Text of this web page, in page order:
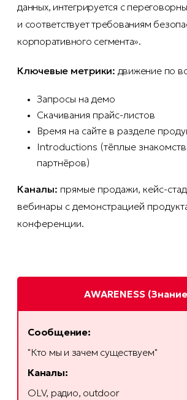
данных, интегрируется с
и соответствует требованиям
корпоративного сегмента».
Ключевые метрики: движение по
Запросы на демо
Скачивания прайс-листов
Время на сайте в разделе
Introductions (тёплые
партнёров)
Каналы: прямые продажи, кейс-
вебинары с демонстрацией
конференции.
AWARENESS
Сообщение:
"Кто мы и зачем существуем"
Каналы:
OLV, радио, outdoor